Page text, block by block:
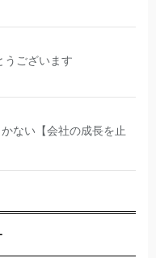
うございます
ない【会社の成長を止